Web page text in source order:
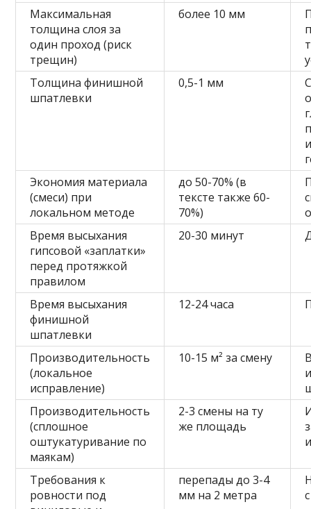
Максимальная
толщина слоя за
один проход (риск
трещин)
более 10 мм
Толщина финишной
шпатлевки
0,5-1 мм
Экономия материала
(смеси) при
локальном методе
до 50-70% (в
тексте также 60-
70%)
Время высыхания
гипсовой «заплатки»
перед протяжкой
правилом
20-30 минут
Время высыхания
финишной
шпатлевки
12-24 часа
Производительность
(локальное
исправление)
10-15 м² за смену
Производительность
(сплошное
оштукатуривание по
маякам)
2-3 смены на ту
же площадь
Требования к
ровности под
перепады до 3-4
мм на 2 метра